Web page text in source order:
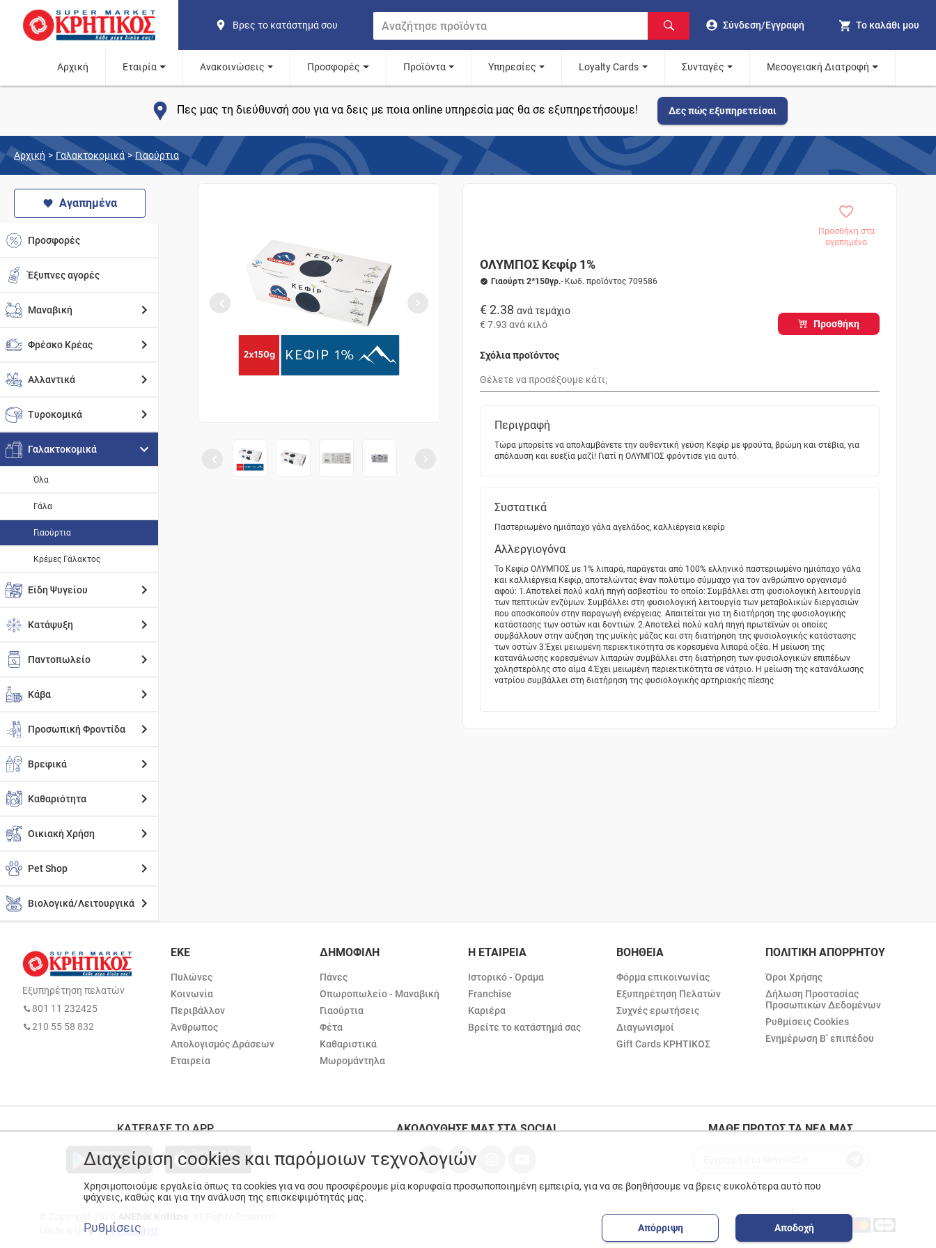
Βρες το κατάστημά σου Σύνδεση/Εγγραφή Το καλάθι μου
Αρχική Εταιρία Ανακοινώσεις Προσφορές Προϊόντα Υπηρεσίες Loyalty Cards Συνταγές Μεσογειακή Διατροφή
Πες μας τη διεύθυνσή σου για να δεις με ποια online υπηρεσία μας θα σε εξυπηρετήσουμε! Δες πώς εξυπηρετείσαι
Αρχική > Γαλακτοκομικά > Γιαούρτια
Αγαπημένα
Προσφορές
Έξυπνες αγορές
Μαναβική
Φρέσκο Κρέας
Αλλαντικά
Τυροκομικά
Γαλακτοκομικά
Όλα
Γάλα
Γιαούρτια
Κρέμες Γάλακτος
Είδη Ψυγείου
Κατάψυξη
Παντοπωλείο
Κάβα
Προσωπική Φροντίδα
Βρεφικά
Καθαριότητα
Οικιακή Χρήση
Pet Shop
Βιολογικά/Λειτουργικά
Προσθήκη στα
αγαπημένα
ΟΛΥΜΠΟΣ Κεφίρ 1%
Γιαούρτι 2*150γρ.- Κωδ. προϊόντος 709586
€ 2.38 ανά τεμάχιο
€ 7.93 ανά κιλό Προσθήκη
Σχόλια προϊόντος
Περιγραφή
Τώρα μπορείτε να απολαμβάνετε την αυθεντική γεύση Κεφίρ με φρούτα, βρώμη και στέβια, για
απόλαυση και ευεξία μαζί! Γιατί η ΟΛΥΜΠΟΣ φρόντισε για αυτό.
Συστατικά
Παστεριωμένο ημιάπαχο γάλα αγελάδος, καλλιέργεια κεφίρ
Αλλεργιογόνα
Το Κεφίρ ΟΛΥΜΠΟΣ με 1% λιπαρά, παράγεται από 100% ελληνικό παστεριωμένο ημιάπαχο γάλα
και καλλιέργεια Κεφίρ, αποτελώντας έναν πολύτιμο σύμμαχο για τον ανθρώπινο οργανισμό
αφού: 1.Αποτελεί πολύ καλή πηγή ασβεστίου το οποίο: Συμβάλλει στη φυσιολογική λειτουργία
των πεπτικών ενζύμων. Συμβάλλει στη φυσιολογική λειτουργία των μεταβολικών διεργασιών
που αποσκοπούν στην παραγωγή ενέργειας. Απαιτείται για τη διατήρηση της φυσιολογικής
κατάστασης των οστών και δοντιών. 2.Αποτελεί πολύ καλή πηγή πρωτεϊνών οι οποίες
συμβάλλουν στην αύξηση της μυϊκής μάζας και στη διατήρηση της φυσιολογικής κατάστασης
των οστών 3.Έχει μειωμένη περιεκτικότητα σε κορεσμένα λιπαρά οξέα. Η μείωση της
κατανάλωσης κορεσμένων λιπαρών συμβάλλει στη διατήρηση των φυσιολογικών επιπέδων
χοληστερόλης στο αίμα 4.Έχει μειωμένη περιεκτικότητα σε νάτριο. Η μείωση της κατανάλωσης
νατρίου συμβάλλει στη διατήρηση της φυσιολογικής αρτηριακής πίεσης
Εξυπηρέτηση πελατών
801 11 232425
210 55 58 832
ΕΚΕ
Πυλώνες
Κοινωνία
Περιβάλλον
Άνθρωπος
Απολογισμός Δράσεων
Εταιρεία
ΔΗΜΟΦΙΛΗ
Πάνες
Οπωροπωλείο - Μαναβική
Γιαούρτια
Φέτα
Καθαριστικά
Μωρομάντηλα
Η ΕΤΑΙΡΕΙΑ
Ιστορικό - Όραμα
Franchise
Καριέρα
Βρείτε το κατάστημά σας
ΒΟΗΘΕΙΑ
Φόρμα επικοινωνίας
Εξυπηρέτηση Πελατών
Συχνές ερωτήσεις
Διαγωνισμοί
Gift Cards ΚΡΗΤΙΚΟΣ
ΠΟΛΙΤΙΚΗ ΑΠΟΡΡΗΤΟΥ
Όροι Χρήσης
Δήλωση Προστασίας
Προσωπικών Δεδομένων
Ρυθμίσεις Cookies
Ενημέρωση Β’ επιπέδου
ΚΑΤΕΒΑΣΕ ΤΟ APP ΑΚΟΛΟΥΘΗΣΕ ΜΑΣ ΣΤΑ SOCIAL ΜΑΘΕ ΠΡΩΤΟΣ ΤΑ ΝΕΑ ΜΑΣ
Made with
byDesquared
Διαχείριση cookies και παρόμοιων τεχνολογιών
Χρησιμοποιούμε εργαλεία όπως τα cookies για να σου προσφέρουμε μία κορυφαία προσωποποιημένη εμπειρία, για να σε βοηθήσουμε να βρεις ευκολότερα αυτό που
ψάχνεις, καθώς και για την ανάλυση της επισκεψιμότητάς μας.
Ρυθμίσεις Απόρριψη Αποδοχή